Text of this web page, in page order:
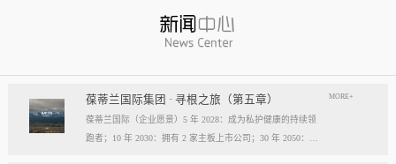
葆蒂兰国际集团 · 寻根之旅（第五章）
葆蒂兰国际（企业愿景）5 年 2028：成为私护健康的持续领
跑者；10 年 2030：拥有 2 家主板上市公司；30 年 2050：成
MORE+